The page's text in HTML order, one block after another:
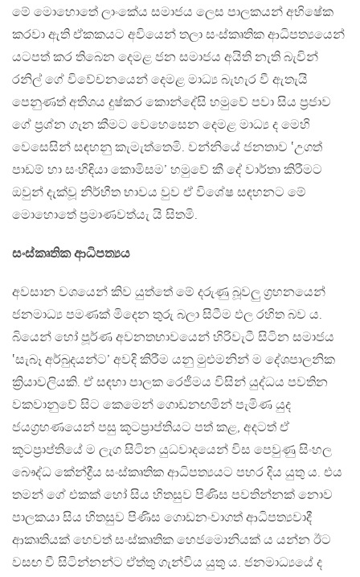
මේ මොහොතේ ලාංකේය සමාජය ලෙස පාලකයන් අභිෂේක
කරවා ඇති ඒකකයට අවියෙන් තලා සංස්කෘතික ආධිපත්‍යයෙන්
යටපත් කර තිබෙන දෙමළ ජන සමාජය අයිති නැති බැවින්
රනිල් ගේ විවේචනයෙන් දෙමළ මාධ්‍ය බැහැර වී ඇතැයි
පෙනුණත් අතිශය දුෂ්කර කොන්දේසි හමුවේ පවා සිය ප්‍රජාව
ගේ ප්‍රශ්න ගැන කීමට වෙහෙසෙන දෙමළ මාධ්‍ය ද මෙහි
වෙසෙසින් සඳහනු කැමැත්තෙමි. වන්නියේ ජනතාව ‛උගත්
පාඩම් හා සංහිඳියා කොමිසම’ හමුවේ කී දේ වාර්තා කිරීමට
ඔවුන් දැක්වූ නිර්භීත භාවය වුව ඒ විශේෂ සඳහනට මේ
මොහොතේ ප්‍රමාණවත්යැ යි සිතමි.
සංස්කෘතික ආධිපත්‍යය
අවසාන වශයෙන් කිව යුත්තේ මේ දරුණු බූවලු ග්‍රහනයෙන්
ජනමාධ්‍ය පමණක් මිදෙන තුරු බලා සිටීම ඵල රහිත බව ය.
බියෙන් හෝ පූර්ණ අවනතභාවයෙන් හිරිවැටී සිටින සමාජය
‛සැබෑ අර්බුදයන්ට’ අවදි කිරීම යනු මුළුමනින් ම දේශපාලනික
ක්‍රියාවලියකි. ඒ සඳහා පාලක රෙජීමය විසින් යුද්ධය පවතින
වකවානුවේ සිට කෙමෙන් ගොඩනඟමින් පැමිණ යුද
ජයග්‍රහණයෙන් පසු කූටප්‍රාප්තියට පත් කළ, අදටත් ඒ
කූටප්‍රාප්තියේ ම ලැග සිටින යුධවාදයෙන් විස පෙවුණු සිංහල
බෞද්ධ කේන්ද්‍රීය සංස්කෘතික ආධිපත්‍යයට පහර දිය යුතු ය. එය
තමන් ගේ එකක් හෝ සිය හිතසුව පිණිස පවතින්නක් නොව
පාලකයා සිය හිතසුව පිණිස ගොඩනංවාගත් ආධිපත්‍යවාදී
ආකෘතියක් හෙවත් සංස්කෘතික හෙජමොනියක් ය යන්න ඊට
වසඟ වී සිටින්නන්ට ඒත්තු ගැන්විය යුතු ය. ජනමාධ්‍යයේ ද